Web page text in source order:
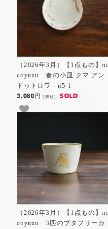
（2026年3月）【1点もの】ni
coyuzu 春の小皿 クマ アン
ドゥトロワ n5-1
3,080円[税込] SOLD
（2026年3月）【1点もの】ni
coyuzu 3匹のブタフリーカ